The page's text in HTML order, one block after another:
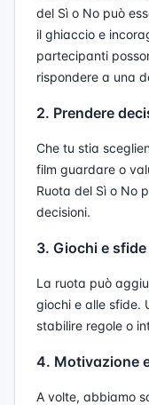
del Sì o No può
il ghiaccio e
partecipanti
rispondere a una
2. Prendere
Che tu stia
film guardare o
Ruota del Sì o No
decisioni.
3. Giochi e sfide
La ruota può
giochi e alle sfide.
stabilire regole o
4. Motivazione
A volte, abbiamo